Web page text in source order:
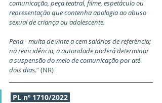
comunicação, peça teatral, filme, espetáculo ou
representação que contenha apologia ao abuso
sexual de criança ou adolescente.
Pena - multa de vinte a cem salários de referência;
na reincidência, a autoridade poderá determinar
a suspensão do meio de comunicação por até
dois dias.” (NR)
PL nº 1710/2022